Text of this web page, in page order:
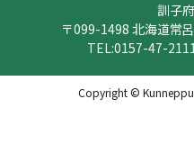
訓子
〒099-1498 北海道常
TEL:0157-47-
Copyright © Kunneppu